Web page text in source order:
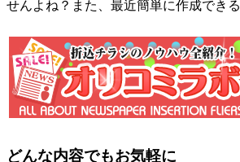
せんよね？また、最近簡単に作成できる
どんな内容でもお気軽に